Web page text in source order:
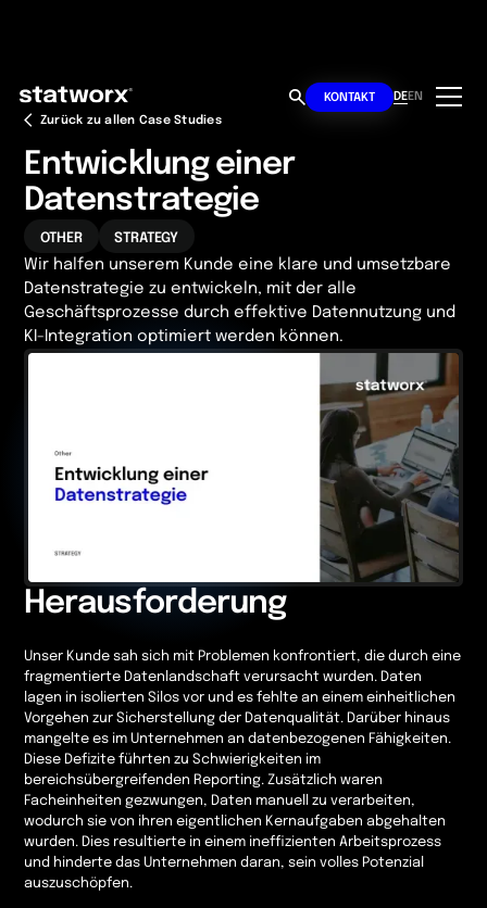
KONTAKT DEEN
Zurück zu allen Case Studies
Entwicklung einer
Datenstrategie
OTHER STRATEGY
Wir halfen unserem Kunde eine klare und umsetzbare
Datenstrategie zu entwickeln, mit der alle
Geschäftsprozesse durch effektive Datennutzung und
KI-Integration optimiert werden können.
Herausforderung
Unser Kunde sah sich mit Problemen konfrontiert, die durch eine
fragmentierte Datenlandschaft verursacht wurden. Daten
lagen in isolierten Silos vor und es fehlte an einem einheitlichen
Vorgehen zur Sicherstellung der Datenqualität. Darüber hinaus
mangelte es im Unternehmen an datenbezogenen Fähigkeiten.
Diese Defizite führten zu Schwierigkeiten im
bereichsübergreifenden Reporting. Zusätzlich waren
Facheinheiten gezwungen, Daten manuell zu verarbeiten,
wodurch sie von ihren eigentlichen Kernaufgaben abgehalten
wurden. Dies resultierte in einem ineffizienten Arbeitsprozess
und hinderte das Unternehmen daran, sein volles Potenzial
auszuschöpfen.